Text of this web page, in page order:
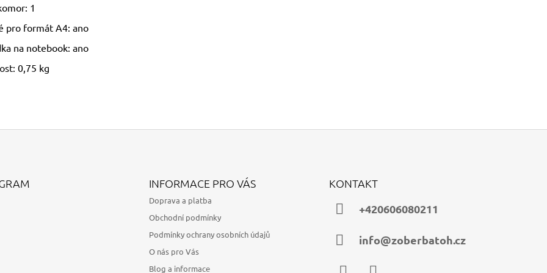
1
pro formát A4: ano
na notebook: ano
0,75 kg
INFORMACE PRO VÁS
Doprava a platba
Obchodní podmínky
Podmínky ochrany osobních údajů
O nás pro Vás
Blog a informace
KONTAKT
+420606080211
info@zoberbatoh.cz